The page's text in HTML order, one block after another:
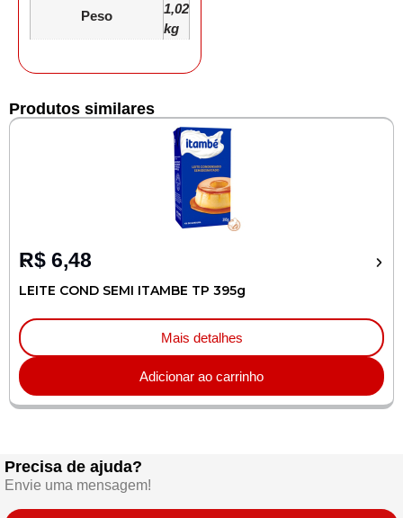
Peso
1,02
kg
Produtos similares
R$ 6,48
LEITE COND SEMI ITAMBE TP 395g
Mais detalhes
Adicionar ao carrinho
Precisa de ajuda?
Envie uma mensagem!